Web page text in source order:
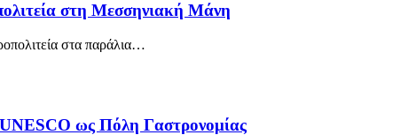
στη Μεσσηνιακή Μάνη
στα παράλια…
ως Πόλη Γαστρονομίας